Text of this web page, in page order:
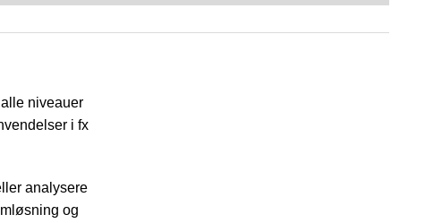
niveauer
i fx
analysere
og